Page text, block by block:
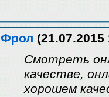
Фрол (21.07.2015
Смотреть
качестве,
хорошем